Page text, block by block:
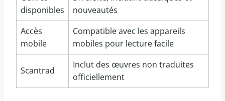
disponibles
nouveautés
Accès
mobile
Compatible avec les appareils
mobiles pour lecture facile
Scantrad
Inclut des œuvres non traduites
officiellement